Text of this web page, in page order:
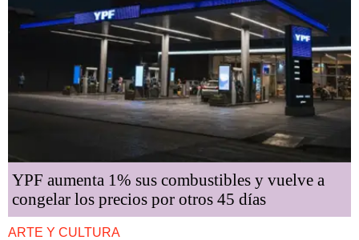
YPF aumenta 1% sus combustibles y vuelve a
congelar los precios por otros 45 días
ARTE Y CULTURA